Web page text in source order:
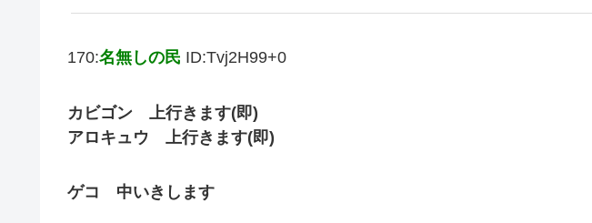
170:名無しの民 ID:Tvj2H99+0
カビゴン 上行きます(即)
アロキュウ 上行きます(即)
ゲコ 中いきします